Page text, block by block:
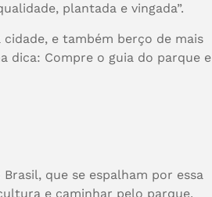
plantada e vingada”.
e também berço de mais
dica: Compre o guia do parque e
que se espalham por essa
e caminhar pelo parque,